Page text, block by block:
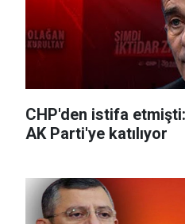
CHP'den istifa
AK Parti'ye katılıyor